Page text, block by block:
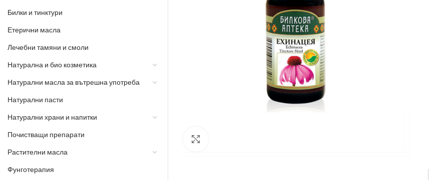
Билки и тинктури
Етерични масла
Лечебни тамяни и смоли
Натурална и био козметика
Натурални масла за вътрешна употреба
Натурални пасти
Натурални храни и напитки
Почистващи препарати
Растителни масла
Фунготерапия